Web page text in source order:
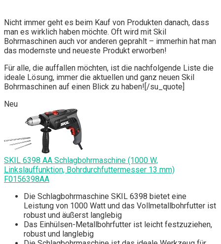
Nicht immer geht es beim Kauf von Produkten danach, dass
man es wirklich haben möchte. Oft wird mit Skil
Bohrmaschinen auch vor anderen geprahlt – immerhin hat man
das modernste und neueste Produkt erworben!
Für alle, die auffallen möchten, ist die nachfolgende Liste die
ideale Lösung, immer die aktuellen und ganz neuen Skil
Bohrmaschinen auf einen Blick zu haben![/su_quote]
Neu
SKIL 6398 AA Schlagbohrmaschine (1000 W,
Linkslauffunktion, Bohrdurchfuttermesser 13 mm)
F0156398AA
Die Schlagbohrmaschine SKIL 6398 bietet eine
Leistung von 1000 Watt und das Vollmetallbohrfutter ist
robust und äußerst langlebig
Das Einhülsen-Metallbohrfutter ist leicht festzuziehen,
robust und langlebig